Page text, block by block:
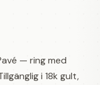
— ring med
i 18k gult,